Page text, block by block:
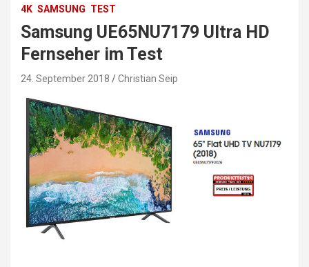
4K SAMSUNG TEST
Samsung UE65NU7179 Ultra HD
Fernseher im Test
24. September 2018 Christian Seip